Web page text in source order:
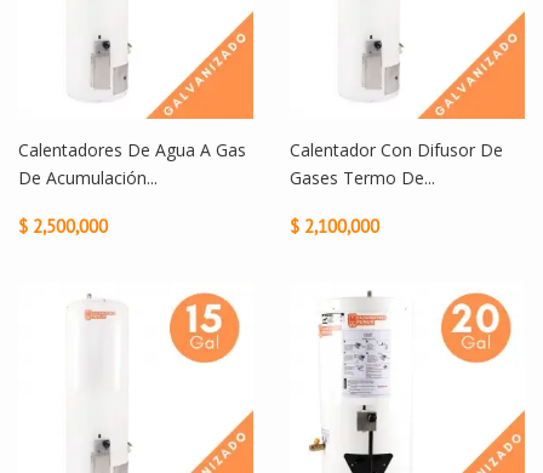
Calentadores De Agua A Gas
De Acumulación...
$ 2,500,000
Calentador Con Difusor De
Gases Termo De...
$ 2,100,000